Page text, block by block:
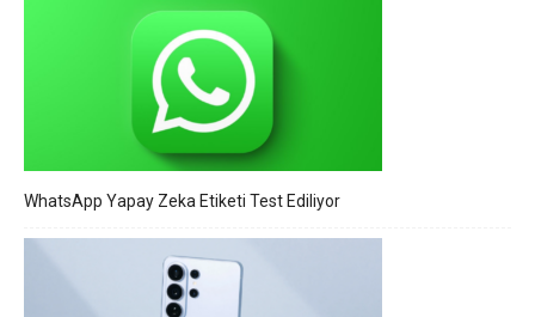
WhatsApp Yapay Zeka Etiketi Test Ediliyor